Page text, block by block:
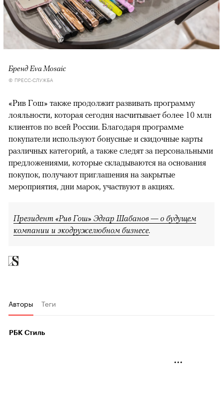
Бренд Eva Mosaic
© ПРЕСС-СЛУЖБА
«Рив Гош» также продолжит развивать программу
лояльности, которая сегодня насчитывает более 10 млн
клиентов по всей России. Благодаря программе
покупатели используют бонусные и скидочные карты
различных категорий, а также следят за персональными
предложениями, которые складываются на основания
покупок, получают приглашения на закрытые
мероприятия, дни марок, участвуют в акциях.
Президент «Рив Гош» Эдгар Шабанов — о будущем
компании и экодружелюбном бизнесе.
Авторы Теги
РБК Стиль